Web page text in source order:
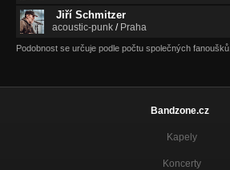
Jiří Schmitzer
acoustic-punk / Praha
Podobnost se určuje podle počtu společných fanoušků.
Bandzone.cz
Kapely
Koncerty